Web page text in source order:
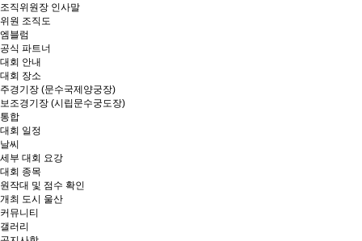
조직위원장 인사말
위원 조직도
엠블럼
공식 파트너
대회 안내
대회 장소
주경기장 (문수국제양궁장)
보조경기장 (시립문수궁도장)
통합
대회 일정
날씨
세부 대회 요강
대회 종목
원작대 및 점수 확인
개최 도시 울산
커뮤니티
갤러리